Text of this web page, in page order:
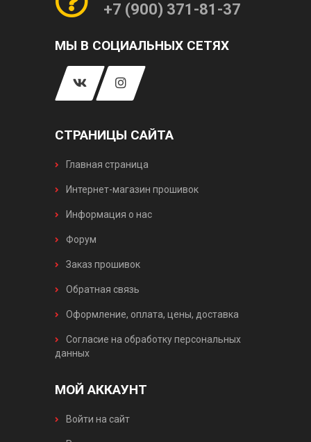
+7 (900) 371-81-37
МЫ В СОЦИАЛЬНЫХ СЕТЯХ
СТРАНИЦЫ САЙТА
Главная страница
Интернет-магазин прошивок
Информация о нас
Форум
Заказ прошивок
Обратная связь
Оформление, оплата, цены, доставка
Согласие на обработку персональных
данных
МОЙ АККАУНТ
Войти на сайт